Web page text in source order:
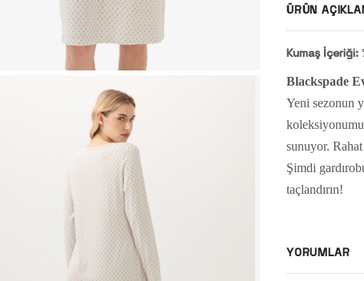
ÜRÜN
Kumaş İçeriği:
Blackspade
Yeni sezonun
sunuyor.
Şimdi
taçlandırın!
YORUMLAR